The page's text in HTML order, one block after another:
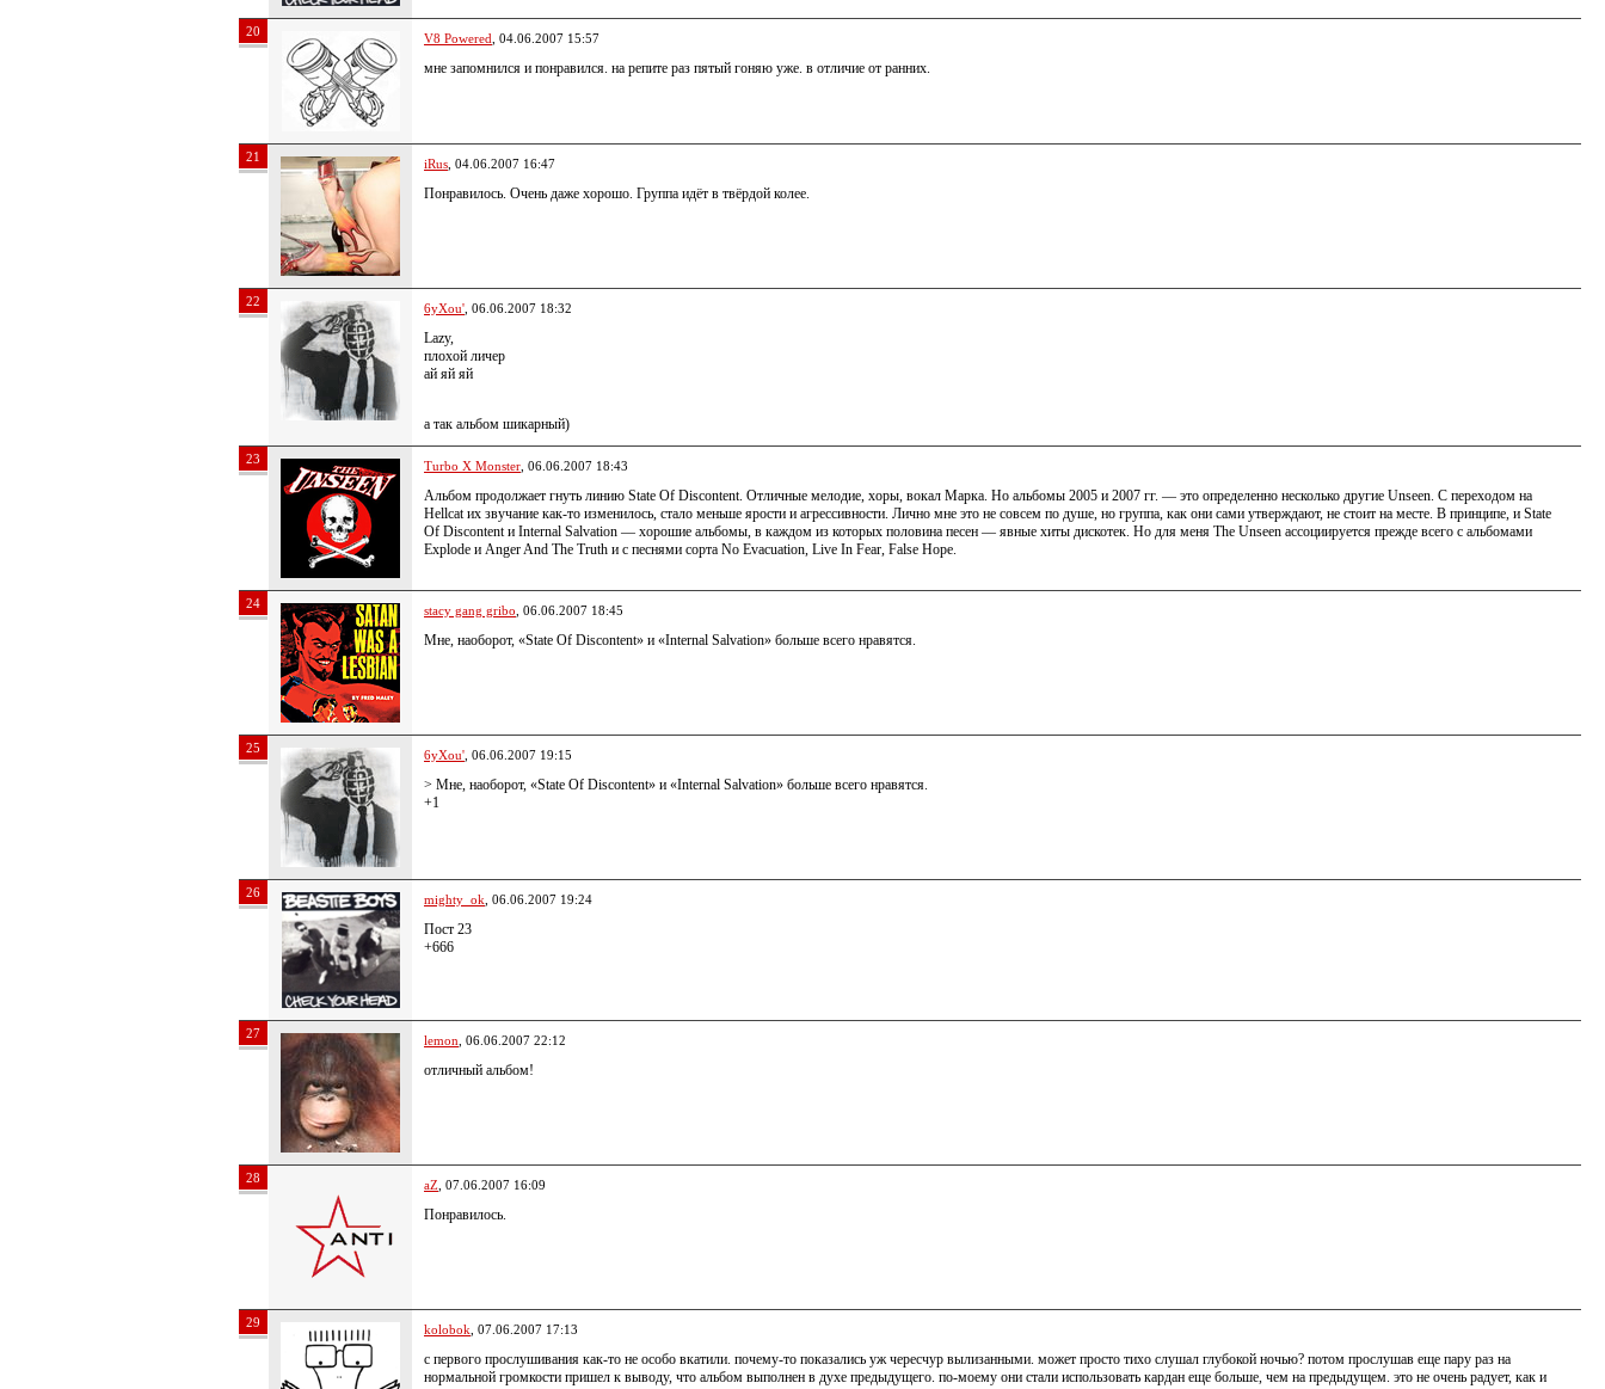
20 V8 Powered , 04.06.2007 15:57
мне запомнился и понравился. на репите раз пятый гоняю уже. в отличие от ранних.
21 iRus , 04.06.2007 16:47
Понравилось. Очень даже хорошо. Группа идёт в твёрдой колее.
22 6yXou' , 06.06.2007 18:32
Lazy,
плохой личер
ай яй яй
а так альбом шикарный)
23 Turbo X Monster , 06.06.2007 18:43
Альбом продолжает гнуть линию State Of Discontent. Отличные мелодие, хоры, вокал Марка. Но альбомы 2005 и 2007 гг. — это определенно несколько другие Unseen. С переходом на
Hellcat их звучание как-то изменилось, стало меньше ярости и агрессивности. Лично мне это не совсем по душе, но группа, как они сами утверждают, не стоит на месте. В принципе, и State
Of Discontent и Internal Salvation — хорошие альбомы, в каждом из которых половина песен — явные хиты дискотек. Но для меня The Unseen ассоциируется прежде всего с альбомами
Explode и Anger And The Truth и с песнями сорта No Evacuation, Live In Fear, False Hope.
24 stacy gang gribo , 06.06.2007 18:45
Мне, наоборот, «State Of Discontent» и «Internal Salvation» больше всего нравятся.
25 6yXou' , 06.06.2007 19:15
> Мне, наоборот, «State Of Discontent» и «Internal Salvation» больше всего нравятся.
+1
26 mighty_ok , 06.06.2007 19:24
Пост 23
+666
27 lemon , 06.06.2007 22:12
отличный альбом!
28 aZ , 07.06.2007 16:09
Понравилось.
29 kolobok , 07.06.2007 17:13
с первого прослушивания как-то не особо вкатили. почему-то показались уж чересчур вылизанными. может просто тихо слушал глубокой ночью? потом прослушав еще пару раз на
нормальной громкости пришел к выводу, что альбом выполнен в духе предыдущего. по-моему они стали использовать кардан еще больше, чем на предыдущем. это не очень радует, как и